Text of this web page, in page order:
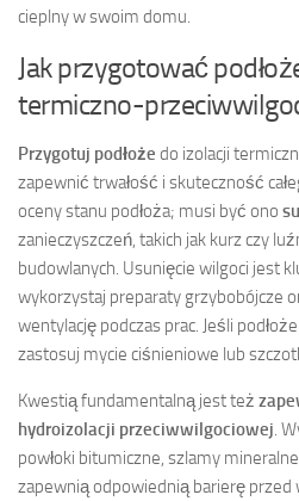
cieplny w swoim domu.
Jak przygotować
termiczno-
Przygotuj podłoże do izolacji
zapewnić trwałość i skuteczność
oceny stanu podłoża; musi być ono
zanieczyszczeń, takich jak kurz czy
budowlanych. Usunięcie wilgoci jest
wykorzystaj preparaty grzybobójcze
wentylację podczas prac. Jeśli
zastosuj mycie ciśnieniowe lub
Kwestią fundamentalną jest też
hydroizolacji przeciwwilgociowej .
powłoki bitumiczne, szlamy
zapewnią odpowiednią barierę przed